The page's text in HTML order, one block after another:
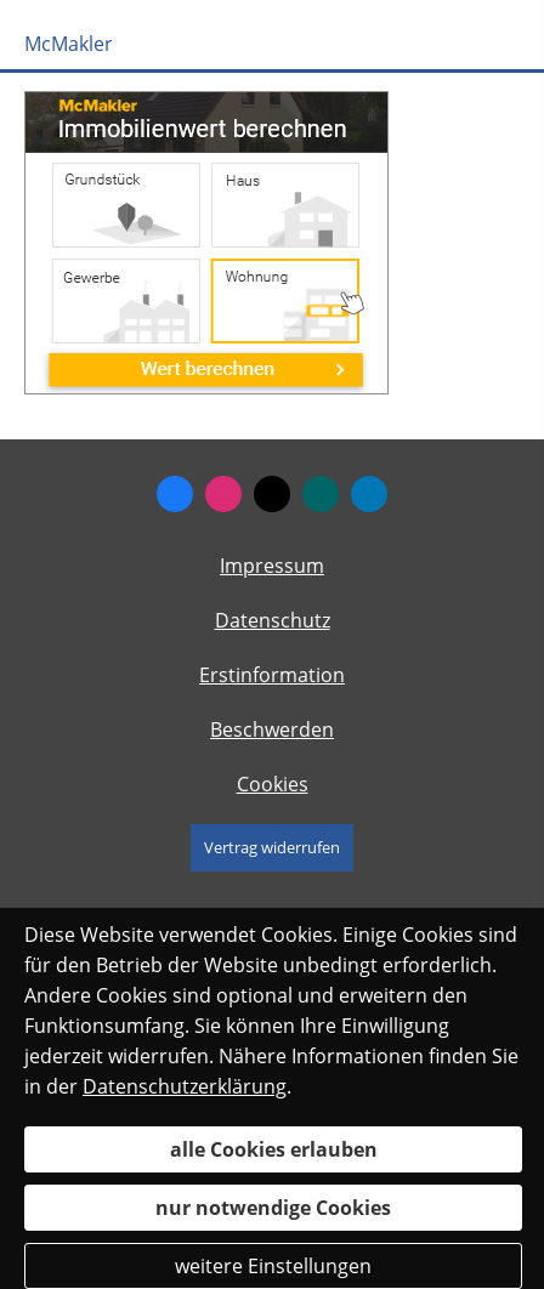
McMakler
Impressum
Datenschutz
Erstinformation
Beschwerden
Cookies
Vertrag widerrufen
Diese Website verwendet Cookies. Einige Cookies sind
für den Betrieb der Website unbedingt erforderlich.
Andere Cookies sind optional und erweitern den
Funktionsumfang. Sie können Ihre Einwilligung
jederzeit widerrufen. Nähere Informationen finden Sie
in der Datenschutzerklärung.
alle Cookies erlauben
nur notwendige Cookies
weitere Einstellungen